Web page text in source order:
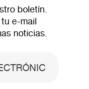
boletín.
e-mail
noticias.